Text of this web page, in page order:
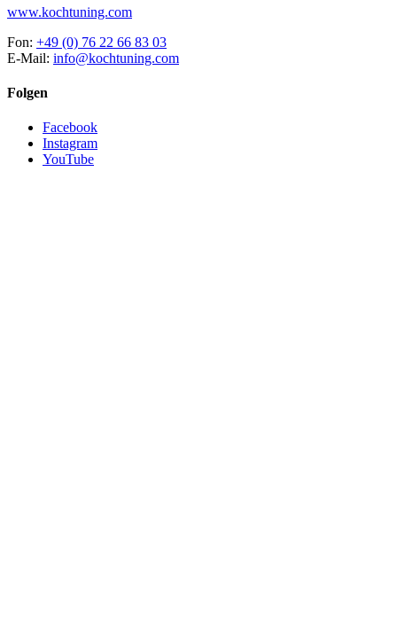
www.kochtuning.com
Fon: +49 (0) 76 22 66 83 03
E-Mail: info@kochtuning.com
Folgen
Facebook
Instagram
YouTube